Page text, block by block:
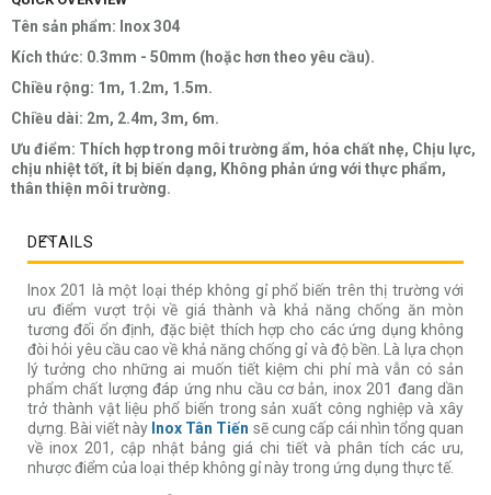
Tên sản phẩm: Inox 304
Kích thức: 0.3mm - 50mm (hoặc hơn theo yêu cầu).
Chiều rộng: 1m, 1.2m, 1.5m.
Chiều dài: 2m, 2.4m, 3m, 6m.
Ưu điểm: Thích hợp trong môi trường ẩm, hóa chất nhẹ, Chịu lực,
chịu nhiệt tốt, ít bị biến dạng, Không phản ứng với thực phẩm,
thân thiện môi trường.
DETAILS
Inox 201 là một loại thép không gỉ phổ biến trên thị trường với
ưu điểm vượt trội về giá thành và khả năng chống ăn mòn
tương đối ổn định, đặc biệt thích hợp cho các ứng dụng không
đòi hỏi yêu cầu cao về khả năng chống gỉ và độ bền. Là lựa chọn
lý tưởng cho những ai muốn tiết kiệm chi phí mà vẫn có sản
phẩm chất lượng đáp ứng nhu cầu cơ bản, inox 201 đang dần
trở thành vật liệu phổ biến trong sản xuất công nghiệp và xây
dựng. Bài viết này Inox Tân Tiến sẽ cung cấp cái nhìn tổng quan
về inox 201, cập nhật bảng giá chi tiết và phân tích các ưu,
nhược điểm của loại thép không gỉ này trong ứng dụng thực tế.